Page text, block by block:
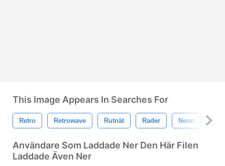
This Image Appears In Searches For
Retro Retrowave Rutnät Rader Neon
Användare Som Laddade Ner Den Här Filen
Laddade Även Ner